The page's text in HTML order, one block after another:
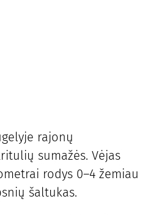
rajonų
sumažės. Vėjas
rodys 0–4 žemiau
šaltukas.